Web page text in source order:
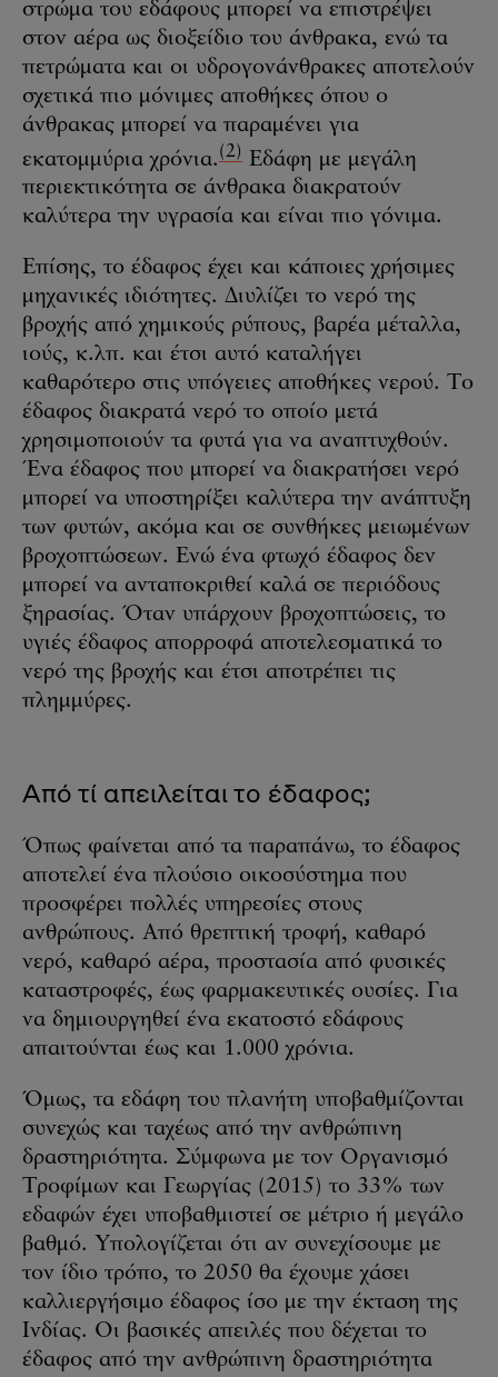
στρώμα του εδάφους μπορεί να επιστρέψει
στον αέρα ως διοξείδιο του άνθρακα, ενώ τα
πετρώματα και οι υδρογονάνθρακες αποτελούν
σχετικά πιο μόνιμες αποθήκες όπου ο
άνθρακας μπορεί να παραμένει για
εκατομμύρια χρόνια.(2) Εδάφη με μεγάλη
περιεκτικότητα σε άνθρακα διακρατούν
καλύτερα την υγρασία και είναι πιο γόνιμα.
Επίσης, το έδαφος έχει και κάποιες χρήσιμες
μηχανικές ιδιότητες. Διυλίζει το νερό της
βροχής από χημικούς ρύπους, βαρέα μέταλλα,
ιούς, κ.λπ. και έτσι αυτό καταλήγει
καθαρότερο στις υπόγειες αποθήκες νερού. Το
έδαφος διακρατά νερό το οποίο μετά
χρησιμοποιούν τα φυτά για να αναπτυχθούν.
Ένα έδαφος που μπορεί να διακρατήσει νερό
μπορεί να υποστηρίξει καλύτερα την ανάπτυξη
των φυτών, ακόμα και σε συνθήκες μειωμένων
βροχοπτώσεων. Ενώ ένα φτωχό έδαφος δεν
μπορεί να ανταποκριθεί καλά σε περιόδους
ξηρασίας. Όταν υπάρχουν βροχοπτώσεις, το
υγιές έδαφος απορροφά αποτελεσματικά το
νερό της βροχής και έτσι αποτρέπει τις
πλημμύρες.
Από τί απειλείται το έδαφος;
Όπως φαίνεται από τα παραπάνω, το έδαφος
αποτελεί ένα πλούσιο οικοσύστημα που
προσφέρει πολλές υπηρεσίες στους
ανθρώπους. Από θρεπτική τροφή, καθαρό
νερό, καθαρό αέρα, προστασία από φυσικές
καταστροφές, έως φαρμακευτικές ουσίες. Για
να δημιουργηθεί ένα εκατοστό εδάφους
απαιτούνται έως και 1.000 χρόνια.
Όμως, τα εδάφη του πλανήτη υποβαθμίζονται
συνεχώς και ταχέως από την ανθρώπινη
δραστηριότητα. Σύμφωνα με τον Οργανισμό
Τροφίμων και Γεωργίας (2015) το 33% των
εδαφών έχει υποβαθμιστεί σε μέτριο ή μεγάλο
βαθμό. Υπολογίζεται ότι αν συνεχίσουμε με
τον ίδιο τρόπο, το 2050 θα έχουμε χάσει
καλλιεργήσιμο έδαφος ίσο με την έκταση της
Ινδίας. Οι βασικές απειλές που δέχεται το
έδαφος από την ανθρώπινη δραστηριότητα